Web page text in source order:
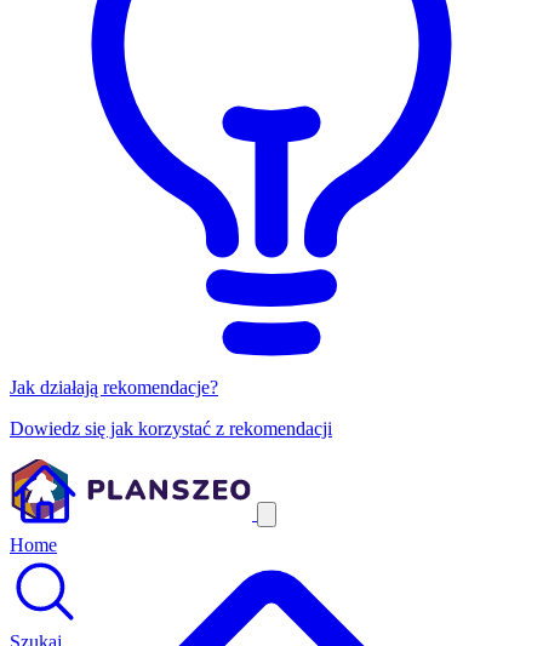
Jak działają rekomendacje?
Dowiedz się jak korzystać z rekomendacji
Home
Szukaj